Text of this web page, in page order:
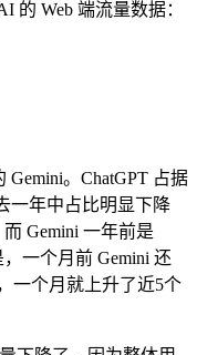
的 Web 端流量数据：
Gemini。ChatGPT 占据
一年中占比明显下降
Gemini 一年前是
一个月前 Gemini 还
一个月就上升了近5个